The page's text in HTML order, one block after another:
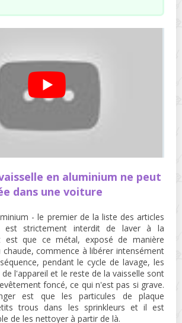
en aluminium ne peut
dans une voiture
- le premier de la liste des articles
est strictement interdit de laver à la
est que ce métal, exposé de manière
chaude, commence à libérer intensément
pendant le cycle de lavage, les
l'appareil et le reste de la vaisselle sont
foncé, ce qui n'est pas si grave.
est que les particules de plaque
trous dans les sprinkleurs et il est
de les nettoyer à partir de là.